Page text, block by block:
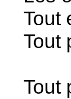
Tout
Tout
Tout